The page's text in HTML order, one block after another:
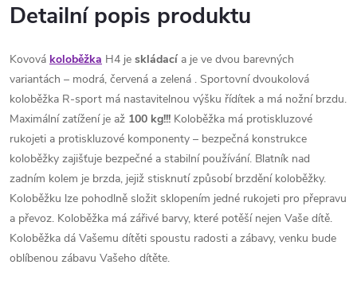
Detailní popis produktu
Kovová koloběžka H4 je skládací a je ve dvou barevných
variantách – modrá, červená a zelená . Sportovní dvoukolová
koloběžka R-sport má nastavitelnou výšku řídítek a má nožní brzdu.
Maximální zatížení je až 100 kg!!! Koloběžka má protiskluzové
rukojeti a protiskluzové komponenty – bezpečná konstrukce
koloběžky zajišťuje bezpečné a stabilní používání. Blatník nad
zadním kolem je brzda, jejiž stisknutí způsobí brzdění koloběžky.
Koloběžku lze pohodlně složit sklopením jedné rukojeti pro přepravu
a převoz. Koloběžka má zářivé barvy, které potěší nejen Vaše dítě.
Koloběžka dá Vašemu dítěti spoustu radosti a zábavy, venku bude
oblíbenou zábavu Vašeho dítěte.